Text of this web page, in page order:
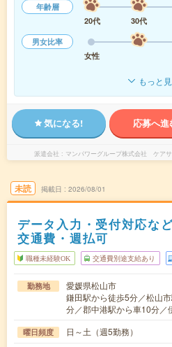
年齢層
20代
30代
男女比率
女性
もっと
気になる! 応募へ進
派遣会社 マンパワーグループ株式会社 ケア
未読 掲載日 2026/08/01
データ入力・受付対応な
交通費・週払可
職種未経験OK 交通費別途支給あり
勤務地
愛媛県松山市
鎌田駅から徒歩5分／松山
分／郡中港駅から車10分／
曜日頻度 日～土（週5勤務）